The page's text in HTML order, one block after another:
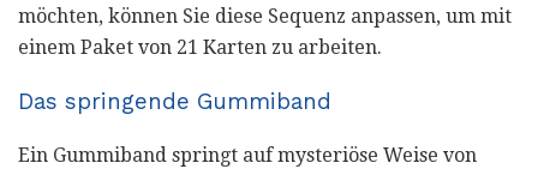
möchten, können Sie diese Sequenz anpassen, um mit
einem Paket von 21 Karten zu arbeiten.
Das springende Gummiband
Ein Gummiband springt auf mysteriöse Weise von